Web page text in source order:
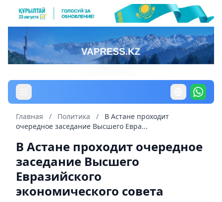
Главная / Политика /
В Астане проходит
очередное заседание Высшего Евра...
В Астане проходит очередное
заседание Высшего
Евразийского
экономического совета